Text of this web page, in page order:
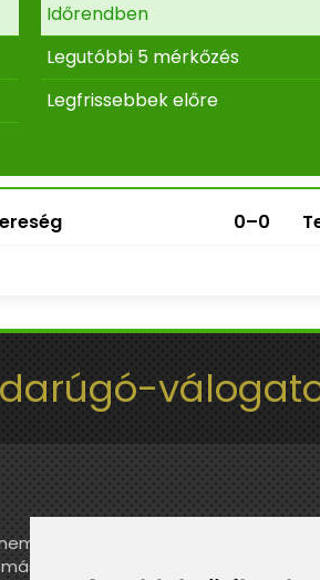
Időrendben
Legutóbbi 5 mérkőzés
Legfrissebbek előre
0–0
kapunk juttatást
szervezettől. Ha